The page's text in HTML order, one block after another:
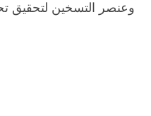
وعنصر التسخين لتحقيق